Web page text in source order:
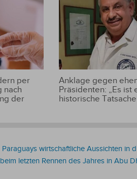
per
nach
der
Anklage gegen
Präsidenten: „Es ist
historische
wirtschaftliche Aussichten in
letzten Rennen des Jahres in Abu